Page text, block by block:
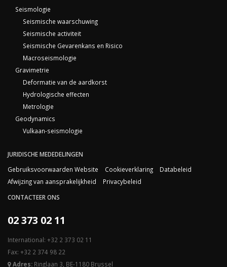
Seismologie
Seismische waarschuwing
Seismische activiteit
Seismische Gevarenkans en Risico
Macroseismologie
Gravimetrie
Deformatie van de aardkorst
Hydrologische effecten
Metrologie
Geodynamics
Vulkaan-seismologie
JURIDISCHE MEDEDELINGEN
Gebruiksvoorwaarden Website
Cookieverklaring
Databeleid
Afwijzing van aansprakelijkheid
Privacybeleid
CONTACTEER ONS
02 373 02 11
International: +32 2 373 02 11
Fax: +32 2 374 98 22
Adres: Ringlaan 3, BE-1180 Brussel